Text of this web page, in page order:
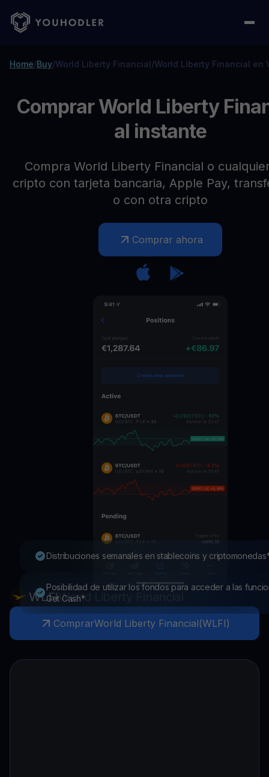
Home/Buy/World Liberty Financial/World Liberty Financial en
Comprar World Liberty
al instante
Compra World Liberty Financial o
cripto con tarjeta bancaria, Apple Pay,
o con otra cripto
Comprar ahora
Distribuciones semanales en stablecoins y
Posibilidad de utilizar los fondos para acceder a las
Get Cash*
WLFIWorld Liberty Financial
ComprarWorld Liberty Financial(WLFI)